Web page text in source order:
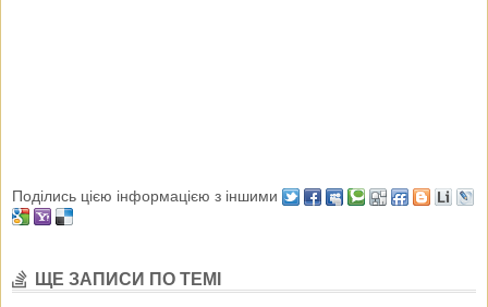
Поділись цією інформацією з іншими
ЩЕ ЗАПИСИ ПО ТЕМІ